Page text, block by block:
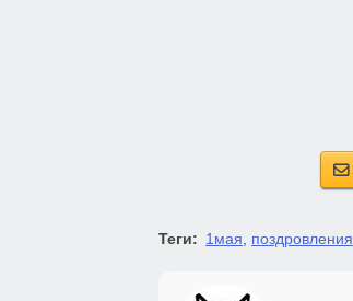

Теги: 1мая поздровления